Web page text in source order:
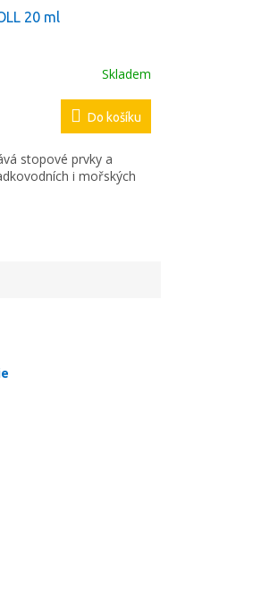
20 ml
Skladem
Do košíku
stopové prvky a
i mořských